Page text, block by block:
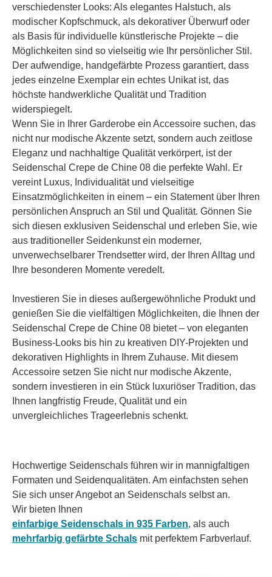
verschiedenster Looks: Als elegantes Halstuch, als
modischer Kopfschmuck, als dekorativer Überwurf oder
als Basis für individuelle künstlerische Projekte – die
Möglichkeiten sind so vielseitig wie Ihr persönlicher Stil.
Der aufwendige, handgefärbte Prozess garantiert, dass
jedes einzelne Exemplar ein echtes Unikat ist, das
höchste handwerkliche Qualität und Tradition
widerspiegelt.
Wenn Sie in Ihrer Garderobe ein Accessoire suchen, das
nicht nur modische Akzente setzt, sondern auch zeitlose
Eleganz und nachhaltige Qualität verkörpert, ist der
Seidenschal Crepe de Chine 08 die perfekte Wahl. Er
vereint Luxus, Individualität und vielseitige
Einsatzmöglichkeiten in einem – ein Statement über Ihren
persönlichen Anspruch an Stil und Qualität. Gönnen Sie
sich diesen exklusiven Seidenschal und erleben Sie, wie
aus traditioneller Seidenkunst ein moderner,
unverwechselbarer Trendsetter wird, der Ihren Alltag und
Ihre besonderen Momente veredelt.
Investieren Sie in dieses außergewöhnliche Produkt und
genießen Sie die vielfältigen Möglichkeiten, die Ihnen der
Seidenschal Crepe de Chine 08 bietet – von eleganten
Business-Looks bis hin zu kreativen DIY-Projekten und
dekorativen Highlights in Ihrem Zuhause. Mit diesem
Accessoire setzen Sie nicht nur modische Akzente,
sondern investieren in ein Stück luxuriöser Tradition, das
Ihnen langfristig Freude, Qualität und ein
unvergleichliches Trageerlebnis schenkt.
Hochwertige Seidenschals führen wir in mannigfaltigen
Formaten und Seidenqualitäten. Am einfachsten sehen
Sie sich unser Angebot an Seidenschals selbst an.
Wir bieten Ihnen
einfarbige Seidenschals in 935 Farben, als auch
mehrfarbig gefärbte Schals mit perfektem Farbverlauf.